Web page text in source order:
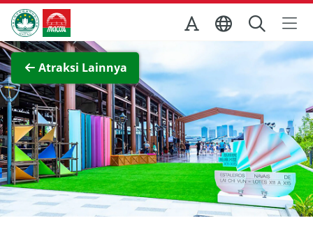
Skip to Main Content
Kantor Pariwisata Pemerintah Macau
Atraksi Lainnya